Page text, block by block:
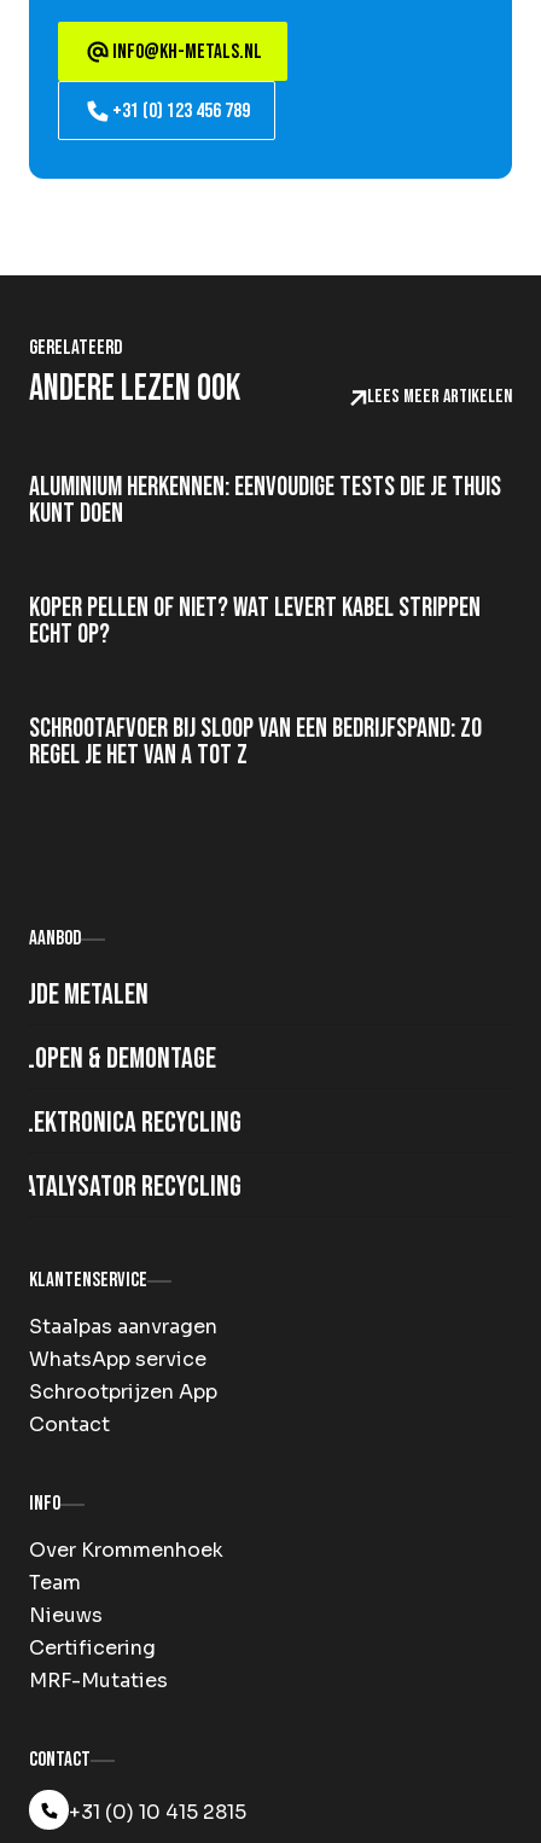
info@kh-metals.nl
+31 (0) 123 456 789
Gerelateerd
Andere lezen ook Lees meer artikelen
Aluminium herkennen: eenvoudige tests die je thuis
kunt doen
Koper pellen of niet? Wat levert kabel strippen
echt op?
Schrootafvoer bij sloop van een bedrijfspand: zo
regel je het van A tot Z
Aanbod
Oude metalen
Slopen & demontage
Elektronica recycling
Katalysator recycling
Klantenservice
Staalpas aanvragen
WhatsApp service
Schrootprijzen App
Contact
Info
Over Krommenhoek
Team
Nieuws
Certificering
MRF-Mutaties
Contact
+31 (0) 10 415 2815